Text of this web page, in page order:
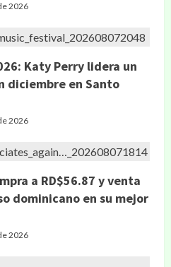
2026
Katy Perry lidera un
diciembre en Santo
2026
a RD$56.87 y venta
dominicano en su mejor
2026